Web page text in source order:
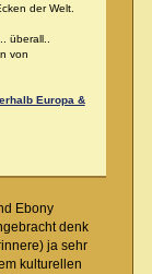
der Welt.
überall..
von
Europa &
Ebony
denk
ja sehr
kulturellen